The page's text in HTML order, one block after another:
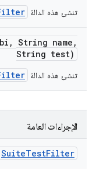
تنشئ هذه الدالة
, String name ,
String test)
تنشئ هذه الدالة
الإجراءات العامة
SuiteTestFilter